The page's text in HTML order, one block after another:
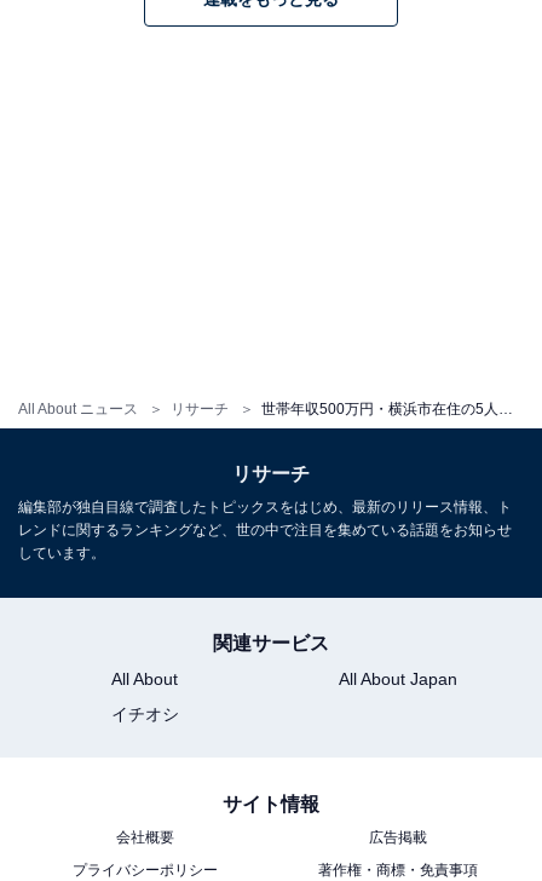
All About ニュース リサーチ
リサーチ
編集部が独自目線で調査したトピックスをはじめ、最新のリリース情報、ト
レンドに関するランキングなど、世の中で注目を集めている話題をお知らせ
しています。
関連サービス
All About
All About Japan
イチオシ
サイト情報
会社概要
広告掲載
プライバシーポリシー
著作権・商標・免責事項